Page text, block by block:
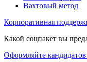
Вахтовый метод
Корпоративная
Какой соцпакет вы
Оформляйте